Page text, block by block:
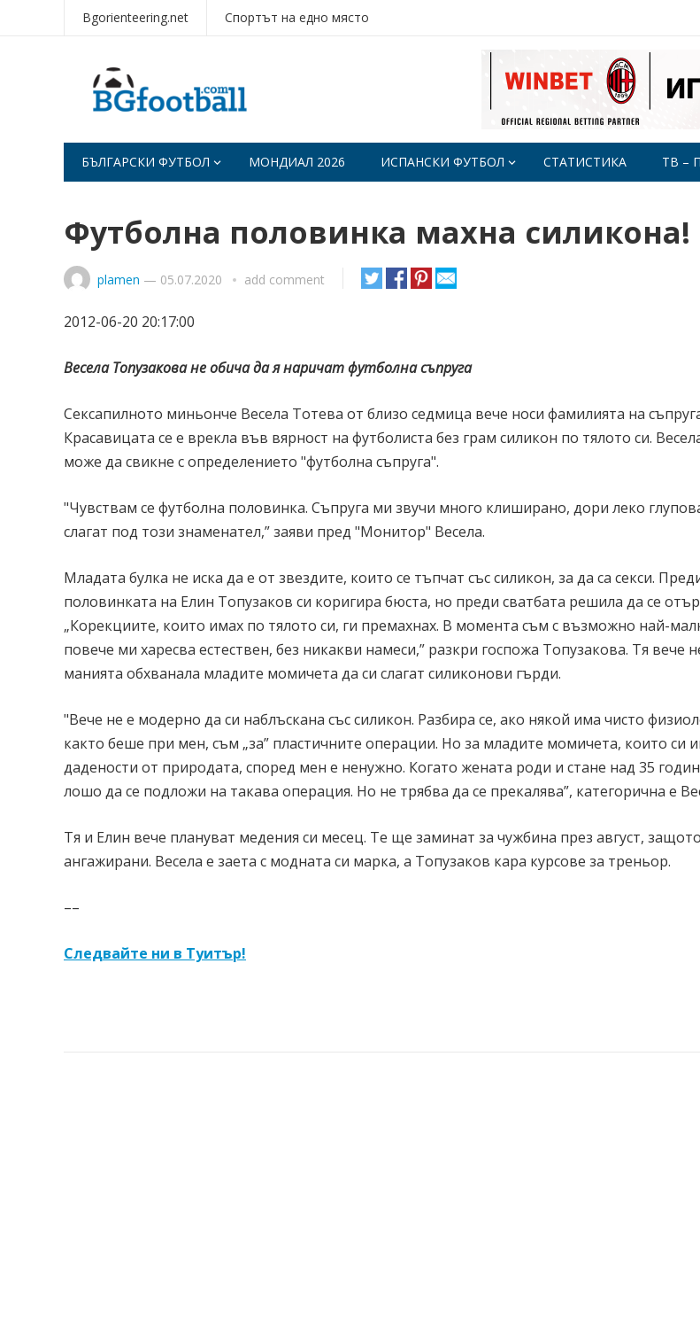
Bgorienteering.net Спортът на едно място
БЪЛГАРСКИ ФУТБОЛ МОНДИАЛ 2026 ИСПАНСКИ ФУТБОЛ СТАТИСТИКА ТВ –
Футболна половинка махна силикона!
plamen — 05.07.2020 add comment
2012-06-20 20:17:00
Весела Топузакова не обича да я наричат футболна съпруга
Сексапилното миньонче Весела Тотева от близо седмица вече носи фамилията на
Красавицата се е врекла във вярност на футболиста без грам силикон по тялото си.
може да свикне с определението "футболна съпруга".
"Чувствам се футболна половинка. Съпруга ми звучи много клиширано, дори леко
слагат под този знаменател,” заяви пред "Монитор" Весела.
Младата булка не иска да е от звездите, които се тъпчат със силикон, за да са секси.
половинката на Елин Топузаков си коригира бюста, но преди сватбата решила да се
„Корекциите, които имах по тялото си, ги премахнах. В момента съм с възможно най-
повече ми харесва естествен, без никакви намеси,” разкри госпожа Топузакова. Тя вече
манията обхванала младите момичета да си слагат силиконови гърди.
"Вече не е модерно да си наблъскана със силикон. Разбира се, ако някой има чисто
както беше при мен, съм „за” пластичните операции. Но за младите момичета, които си
дадености от природата, според мен е ненужно. Когато жената роди и стане над 35
лошо да се подложи на такава операция. Но не трябва да се прекалява”, категорична е
Тя и Елин вече плануват медения си месец. Те ще заминат за чужбина през август,
ангажирани. Весела е заета с модната си марка, а Топузаков кара курсове за треньор.
––
Следвайте ни в Туитър!